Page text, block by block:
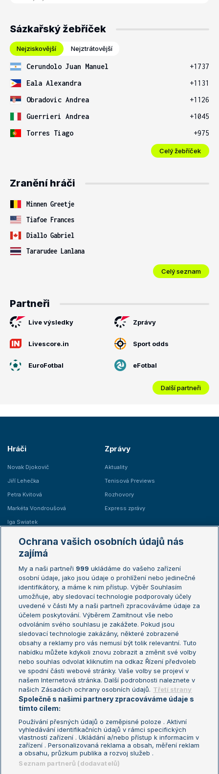
Sázkařský žebříček
Nejziskovější Nejztrátovější
Cerundolo Juan Manuel
+1737
Eala Alexandra
+1131
Obradovic Andrea
+1126
Guerrieri Andrea
+1045
Torres Tiago
+975
Celý žebříček
Zranění hráči
Minnen Greetje
Tiafoe Frances
Diallo Gabriel
Tararudee Lanlana
Celý seznam
Partneři
Live výsledky Zprávy
Livescore.in Sport odds
EuroFotbal eFotbal
Další partneři
Hráči
Novak Djokovič
Jiří Lehečka
Petra Kvitová
Markéta Vondroušová
Iga Swiatek
Zprávy
Aktuality
Tenisová Previews
Rozhovory
Express zprávy
Žebříčky
Žebříček ATP (muži)
Žebříček WTA (ženy)
Sázkařský žebříček
Australian Open
French Open
Wimbledon
US Open
Turnaj mistrů
Turnaj mistryň
Aktualní trendy
Fotbalové přestupy
Livesport Daily
LS Prague Open
Podmínky užití
Nastavení soukromí
GDPR a žurnalistika
Reklama
Kontakt
Informace o zpracování osobních
údajů
Ochrana vašich osobních údajů nás
zajímá
My a naši partneři 999 ukládáme do vašeho zařízení
osobní údaje, jako jsou údaje o prohlížení nebo jedinečné
identifikátory, a máme k nim přístup. Výběr Souhlasím
umožňuje, aby sledovací technologie podporovaly účely
uvedené v části My a naši partneři zpracováváme údaje za
účelem poskytování. Výběrem Zamítnout vše nebo
odvoláním svého souhlasu je zakážete. Pokud jsou
sledovací technologie zakázány, některé zobrazené
obsahy a reklamy pro vás nemusí být tolik relevantní. Tuto
nabídku můžete kdykoli znovu zobrazit a změnit své volby
nebo souhlas odvolat kliknutím na odkaz Řízení předvoleb
ve spodní části webové stránky. Vaše volby se projeví v
našem Internetová stránka. Další podrobnosti naleznete v
našich Zásadách ochrany osobních údajů. Třetí strany
Společně s našimi partnery zpracováváme údaje s
tímto cílem:
Používání přesných údajů o zeměpisné poloze . Aktivní
vyhledávání identifikačních údajů v rámci specifických
vlastností zařízení . Ukládání a/nebo přístup k informacím v
zařízení . Personalizovaná reklama a obsah, měření reklam
a obsahu, průzkum publika a rozvoj služeb .
Seznam partnerů (dodavatelů)